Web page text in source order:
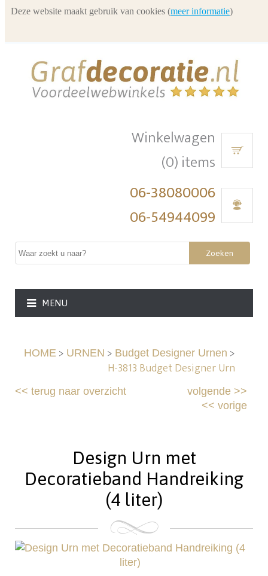
Winkelwagen
(0) items
06-38080006
06-54944099
Zoeken
MENU
HOME> URNEN > Budget Designer Urnen >
H-3813 Budget Designer Urn
<<terug naar overzicht volgende>>
<< vorige
Design Urn met
Decoratieband Handreiking
(4 liter)
Deze website maakt gebruik van cookies (meer informatie)